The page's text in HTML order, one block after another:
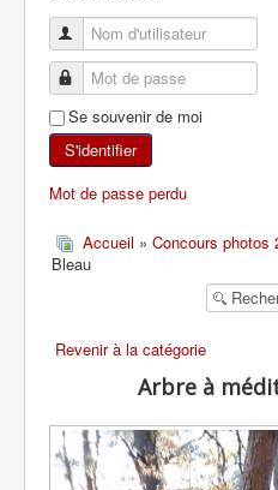
ALPINISME
SKI DE RANDONNÉE
RANDONNÉE
Se souvenir de moi
S'identifier
Mot de passe perdu
Accueil » Concours photos
Bleau
Revenir à la catégorie
Arbre à